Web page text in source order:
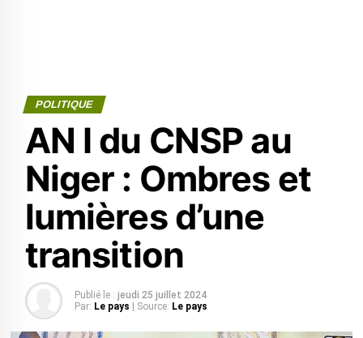
POLITIQUE
AN I du CNSP au
Niger : Ombres et
lumières d’une
transition
Publié le : jeudi 25 juillet 2024
Par: Le pays | Source: Le pays